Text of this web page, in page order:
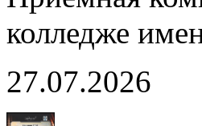
колледже
27.07.2026